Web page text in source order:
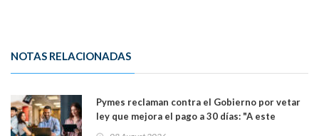
NOTAS RELACIONADAS
Pymes reclaman contra el Gobierno por vetar
ley que mejora el pago a 30 días: "A este